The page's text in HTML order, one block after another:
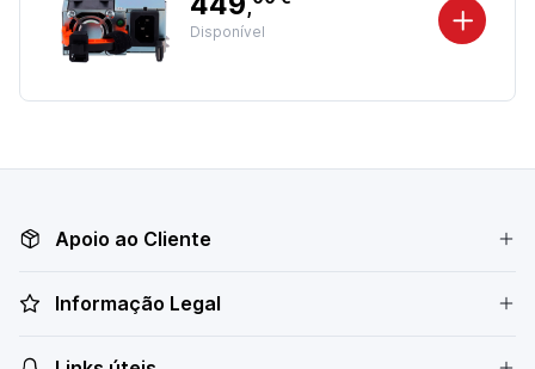
,
Disponível
Apoio ao Cliente
Informação Legal